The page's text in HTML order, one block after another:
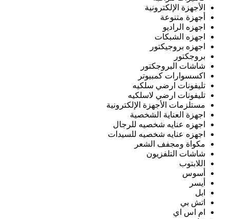
الأجهزة الإلكترونية
أجهزة متنوعة
اجهزه الراديو
اجهزه الشبكات
اجهزه بروجيكتور
بروجكتور
شاشات البروجكتور
اكسسوارات كمبيوتر
تليفونات ارضي سلكيه
تليفونات ارضي لاسلكيه
مستلزمات الأجهزة الإلكترونية
اجهزة العناية الشخصية
اجهزه عنايه شخصيه للرجال
اجهزه عنايه شخصيه للسيدات
مكواة ومجفف الشعر
شاشات التلفزيون
اللابتوب
أسوس
أيسر
ابل
اتش بي
ام اس اي